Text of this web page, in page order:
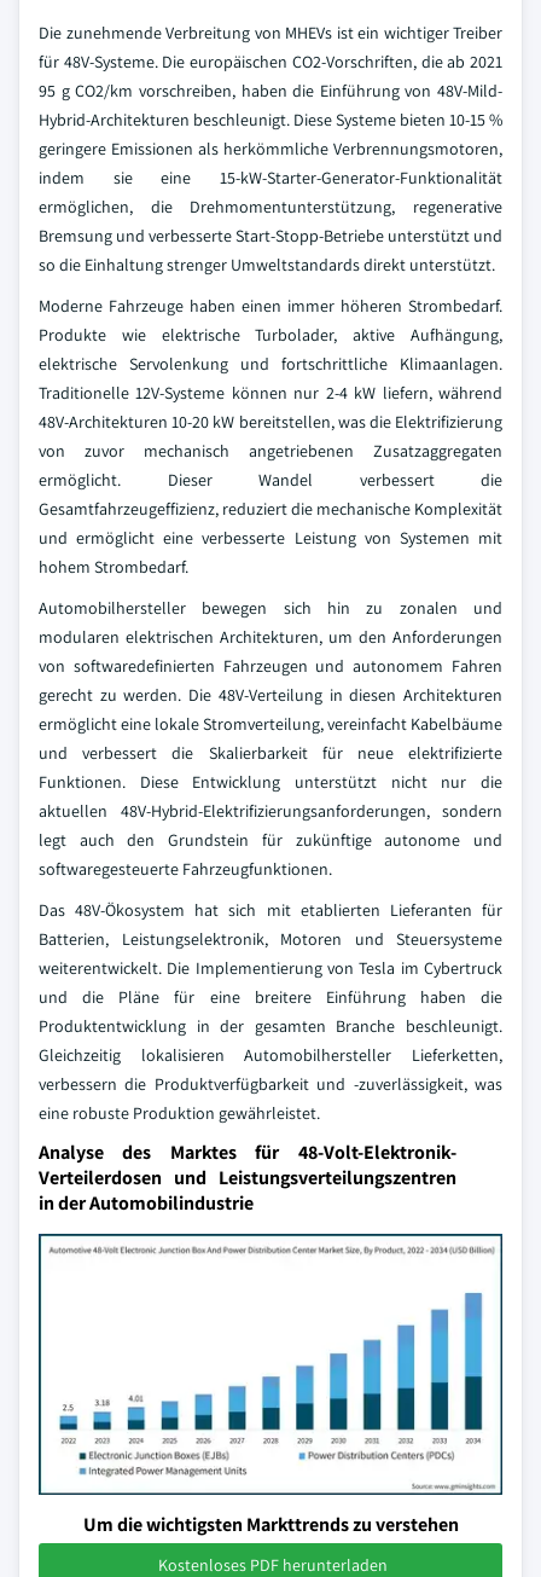
Die zunehmende Verbreitung von MHEVs ist ein wichtiger Treiber
für 48V-Systeme. Die europäischen CO2-Vorschriften, die ab 2021
95 g CO2/km vorschreiben, haben die Einführung von 48V-Mild-
Hybrid-Architekturen beschleunigt. Diese Systeme bieten 10-15 %
geringere Emissionen als herkömmliche Verbrennungsmotoren,
indem sie eine 15-kW-Starter-Generator-Funktionalität
ermöglichen, die Drehmomentunterstützung, regenerative
Bremsung und verbesserte Start-Stopp-Betriebe unterstützt und
so die Einhaltung strenger Umweltstandards direkt unterstützt.
Moderne Fahrzeuge haben einen immer höheren Strombedarf.
Produkte wie elektrische Turbolader, aktive Aufhängung,
elektrische Servolenkung und fortschrittliche Klimaanlagen.
Traditionelle 12V-Systeme können nur 2-4 kW liefern, während
48V-Architekturen 10-20 kW bereitstellen, was die Elektrifizierung
von zuvor mechanisch angetriebenen Zusatzaggregaten
ermöglicht. Dieser Wandel verbessert die
Gesamtfahrzeugeffizienz, reduziert die mechanische Komplexität
und ermöglicht eine verbesserte Leistung von Systemen mit
hohem Strombedarf.
Automobilhersteller bewegen sich hin zu zonalen und
modularen elektrischen Architekturen, um den Anforderungen
von softwaredefinierten Fahrzeugen und autonomem Fahren
gerecht zu werden. Die 48V-Verteilung in diesen Architekturen
ermöglicht eine lokale Stromverteilung, vereinfacht Kabelbäume
und verbessert die Skalierbarkeit für neue elektrifizierte
Funktionen. Diese Entwicklung unterstützt nicht nur die
aktuellen 48V-Hybrid-Elektrifizierungsanforderungen, sondern
legt auch den Grundstein für zukünftige autonome und
softwaregesteuerte Fahrzeugfunktionen.
Das 48V-Ökosystem hat sich mit etablierten Lieferanten für
Batterien, Leistungselektronik, Motoren und Steuersysteme
weiterentwickelt. Die Implementierung von Tesla im Cybertruck
und die Pläne für eine breitere Einführung haben die
Produktentwicklung in der gesamten Branche beschleunigt.
Gleichzeitig lokalisieren Automobilhersteller Lieferketten,
verbessern die Produktverfügbarkeit und -zuverlässigkeit, was
eine robuste Produktion gewährleistet.
Analyse des Marktes für 48-Volt-Elektronik-
Verteilerdosen und Leistungsverteilungszentren
in der Automobilindustrie
Um die wichtigsten Markttrends zu verstehen
Kostenloses PDF herunterladen